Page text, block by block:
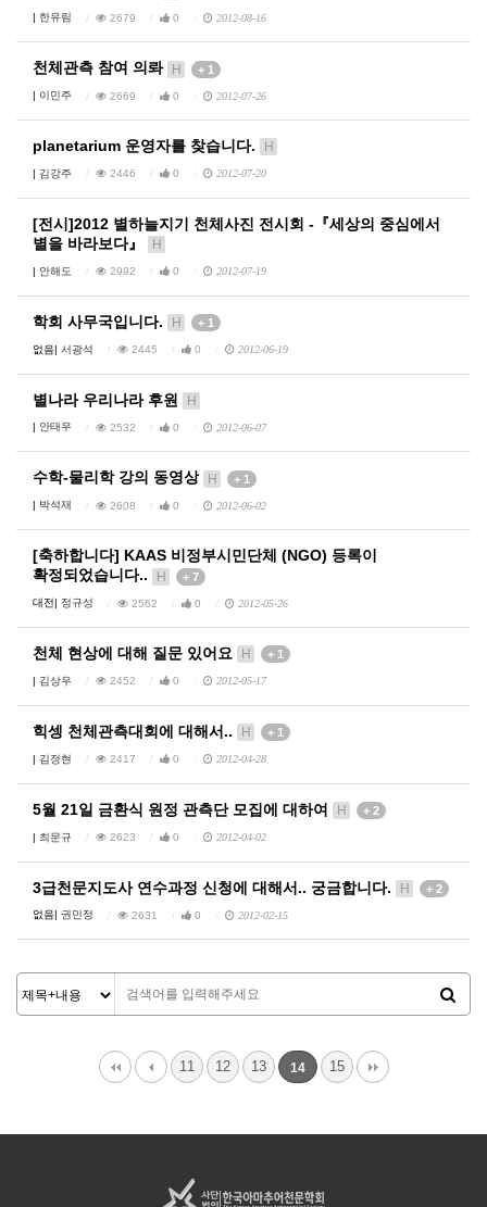
| 한유림 2679 0 2012-08-16
천체관측 참여 의롸 H + 1
| 이민주 2669 0 2012-07-26
planetarium 운영자를 찾습니다. H
| 김강주 2446 0 2012-07-20
[전시]2012 별하늘지기 천체사진 전시회 -『세상의 중심에서
별을 바라보다』
H
| 안해도 2992 0 2012-07-19
학회 사무국입니다. H + 1
없음| 서광석 2445 0 2012-06-19
별나라 우리나라 후원 H
안태우 2532 0 2012-06-07
수학-물리학 강의 동영상 H + 1
| 박석재 2608 0 2012-06-02
[축하합니다] KAAS 비정부시민단체 (NGO) 등록이
확정되었습니다..
H + 7
대전| 정규성 2562 0 2012-05-26
천체 현상에 대해 질문 있어요 H + 1
| 김상우 2452 0 2012-05-17
힉셍 천체관측대회에 대해서.. H + 1
| 김정현 2417 0 2012-04-28
5월 21일 금환식 원정 관측단 모집에 대하여 H + 2
| 최문규 2623 0 2012-04-02
3급천문지도사 연수과정 신청에 대해서.. 궁금합니다. H + 2
없음| 권민정 2631 0 2012-02-15
11 12 13 14 15